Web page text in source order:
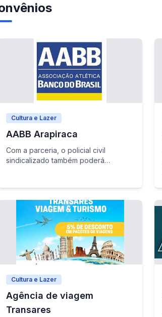
Cultura e Lazer
AABB Arapiraca
Com a parceria, o policial civil
sindicalizado também poderá
Cultura e Lazer
Agência de viagem
Transares